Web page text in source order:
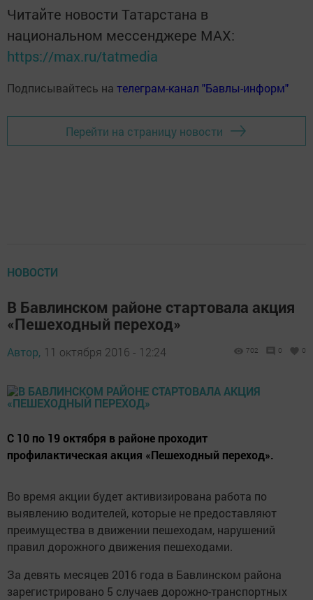
Читайте новости Татарстана в
национальном мессенджере MАХ:
https://max.ru/tatmedia
Подписывайтесь на телеграм-канал "Бавлы-информ"
Перейти на страницу новости
НОВОСТИ
В Бавлинском районе стартовала акция
«Пешеходный переход»
Автор, 11 октября 2016 - 12:24 702 0 0
С 10 по 19 октября в районе проходит
профилактическая акция «Пешеходный переход».
Во время акции будет активизирована работа по
выявлению водителей, которые не предоставляют
преимущества в движении пешеходам, нарушений
правил дорожного движения пешеходами.
За девять месяцев 2016 года в Бавлинском района
зарегистрировано 5 случаев дорожно-транспортных